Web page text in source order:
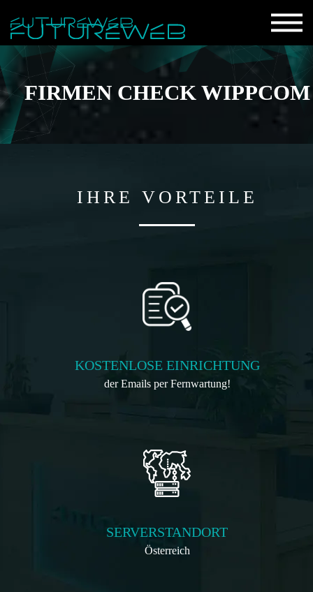
FIRMEN CHECK WIPPCOM
IHRE VORTEILE
KOSTENLOSE EINRICHTUNG
der Emails per Fernwartung!
SERVERSTANDORT
Österreich